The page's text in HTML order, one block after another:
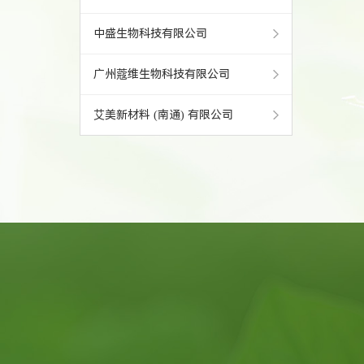
中盛生物科技有限公司
广州蔻维生物科技有限公司
艾美新材料 (南通) 有限公司